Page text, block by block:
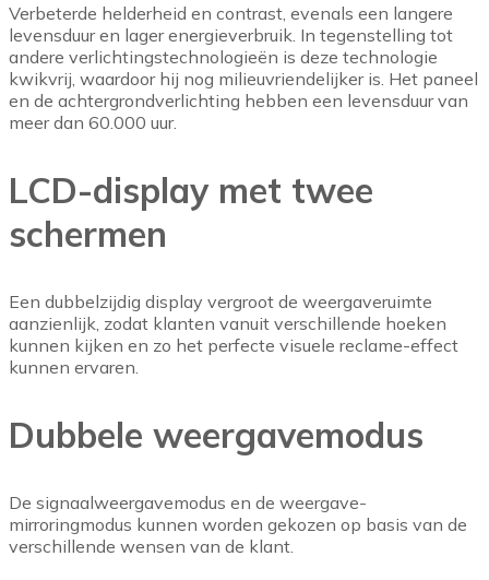
Verbeterde helderheid en contrast, evenals een langere
levensduur en lager energieverbruik. In tegenstelling tot
andere verlichtingstechnologieën is deze technologie
kwikvrij, waardoor hij nog milieuvriendelijker is. Het paneel
en de achtergrondverlichting hebben een levensduur van
meer dan 60.000 uur.
LCD-display met twee
schermen
Een dubbelzijdig display vergroot de weergaveruimte
aanzienlijk, zodat klanten vanuit verschillende hoeken
kunnen kijken en zo het perfecte visuele reclame-effect
kunnen ervaren.
Dubbele weergavemodus
De signaalweergavemodus en de weergave-
mirroringmodus kunnen worden gekozen op basis van de
verschillende wensen van de klant.